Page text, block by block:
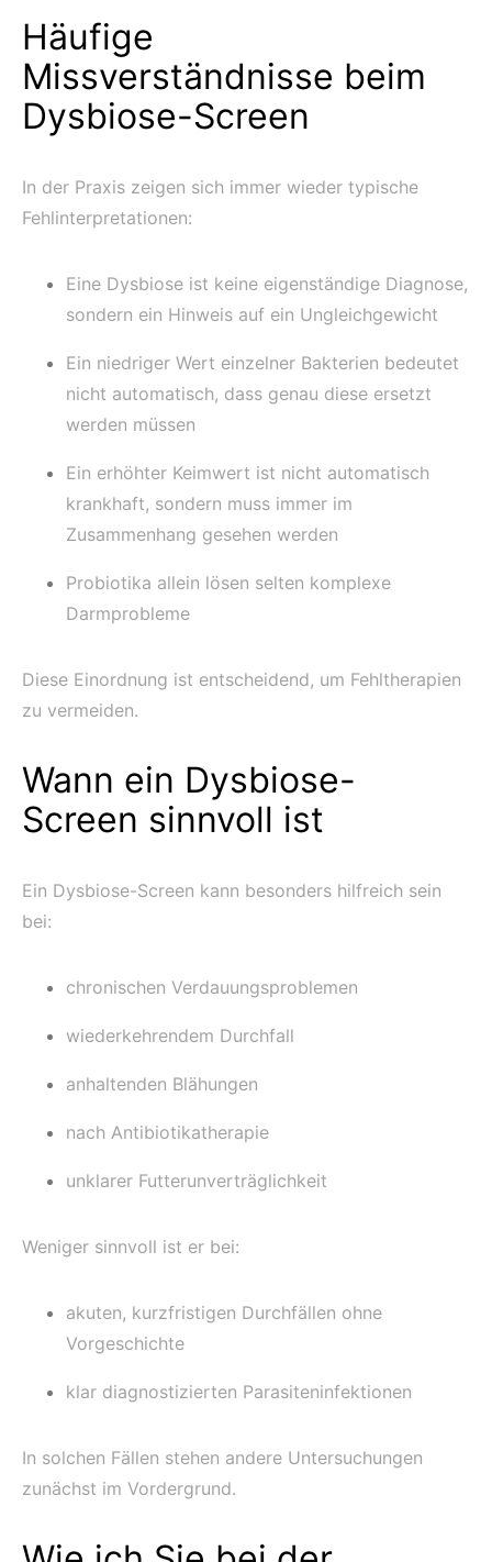
Häufige
Missverständnisse beim
Dysbiose-Screen
In der Praxis zeigen sich immer wieder typische
Fehlinterpretationen:
Eine Dysbiose ist keine eigenständige Diagnose,
sondern ein Hinweis auf ein Ungleichgewicht
Ein niedriger Wert einzelner Bakterien bedeutet
nicht automatisch, dass genau diese ersetzt
werden müssen
Ein erhöhter Keimwert ist nicht automatisch
krankhaft, sondern muss immer im
Zusammenhang gesehen werden
Probiotika allein lösen selten komplexe
Darmprobleme
Diese Einordnung ist entscheidend, um Fehltherapien
zu vermeiden.
Wann ein Dysbiose-
Screen sinnvoll ist
Ein Dysbiose-Screen kann besonders hilfreich sein
bei:
chronischen Verdauungsproblemen
wiederkehrendem Durchfall
anhaltenden Blähungen
nach Antibiotikatherapie
unklarer Futterunverträglichkeit
Weniger sinnvoll ist er bei:
akuten, kurzfristigen Durchfällen ohne
Vorgeschichte
klar diagnostizierten Parasiteninfektionen
In solchen Fällen stehen andere Untersuchungen
zunächst im Vordergrund.